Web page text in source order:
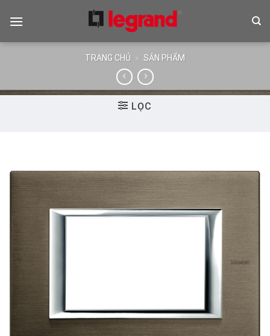
TRANG CHỦ » SẢN PHẨM
LỌC